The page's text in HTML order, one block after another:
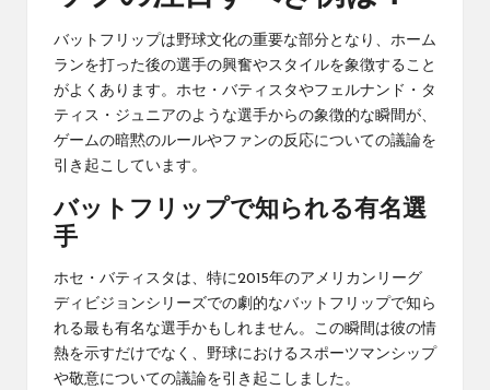
バットフリップは野球文化の重要な部分となり、ホーム
ランを打った後の選手の興奮やスタイルを象徴すること
がよくあります。ホセ・バティスタやフェルナンド・タ
ティス・ジュニアのような選手からの象徴的な瞬間が、
ゲームの暗黙のルールやファンの反応についての議論を
引き起こしています。
バットフリップで知られる有名選
手
ホセ・バティスタは、特に2015年のアメリカンリーグ
ディビジョンシリーズでの劇的なバットフリップで知ら
れる最も有名な選手かもしれません。この瞬間は彼の情
熱を示すだけでなく、 野球におけるスポーツマンシップ
や敬意についての議論を引き起こしました。